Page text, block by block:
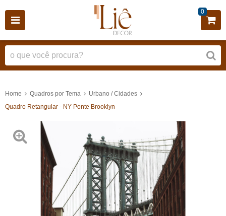
0
Home Quadros por Tema
Urbano / Cidades
Quadro Retangular - NY Ponte Brooklyn